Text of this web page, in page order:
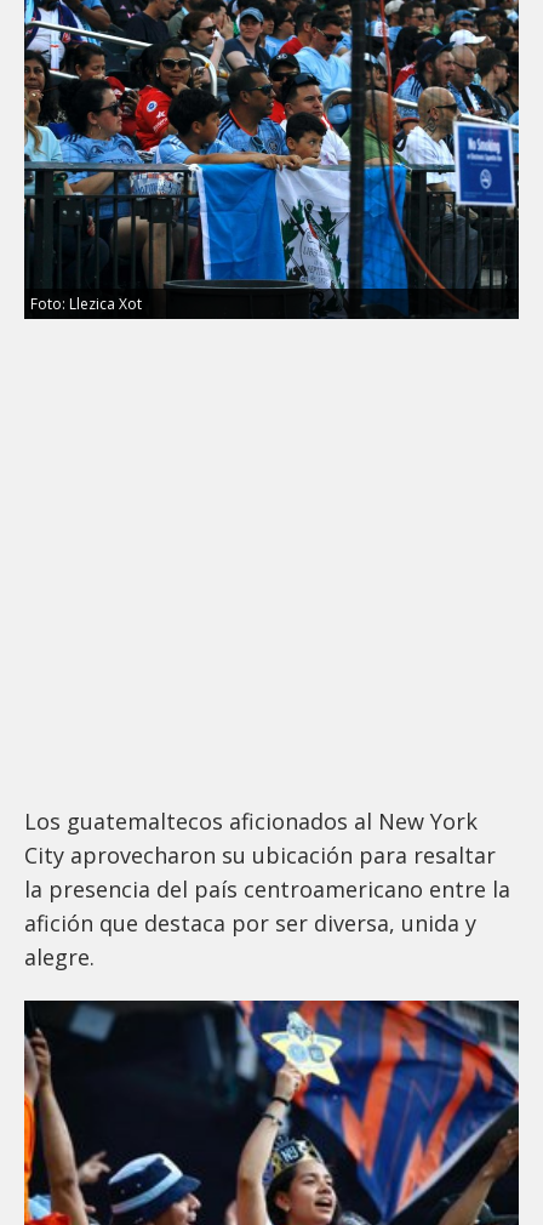
Foto: Llezica Xot
Los guatemaltecos aficionados al New York
City aprovecharon su ubicación para resaltar
la presencia del país centroamericano entre la
afición que destaca por ser diversa, unida y
alegre.